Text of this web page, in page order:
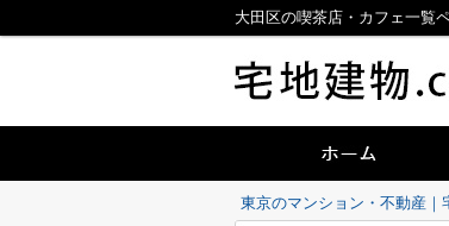
大田区の喫茶店・カフェ一覧
東京のマンション・不動産｜